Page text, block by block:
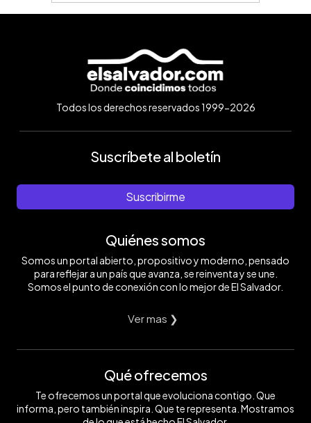
Todos los derechos reservados 1999-2026
Suscríbete al boletín
Suscribirme
Quiénes somos
Somos un portal abierto, propositivo y moderno, pensado
para reflejar a un país que avanza, se reinventa y se une.
Somos el punto de conexión con lo mejor de El Salvador.
Ver mas ❯
Qué ofrecemos
Te ofrecemos un portal que evoluciona contigo. Que
informa, pero también inspira. Que te representa. Mostramos